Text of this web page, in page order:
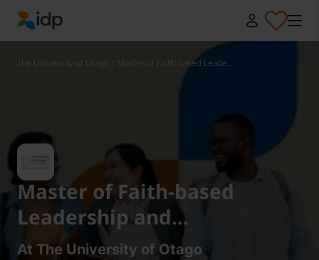
IDP Education
The University of Otago / Master of Faith-based Leade...
Master of Faith-based
Leadership and
Management
At The University of Otago